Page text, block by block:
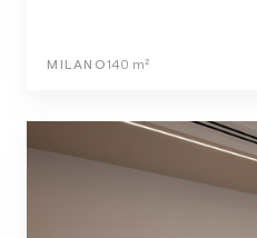
MILANO140 m²